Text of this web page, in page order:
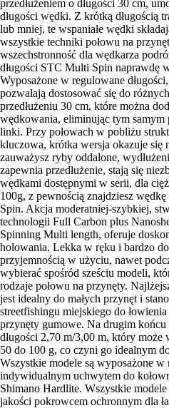
przedłużeniem o długości 30 cm,
długości wędki. Z krótką długością
lub mniej, te wspaniałe wędki
wszystkie techniki połowu na
wszechstronność dla wędkarza
długości STC Multi Spin naprawdę
Wyposażone w regulowane
pozwalają dostosować się do
przedłużeniu 30 cm, które można
wędkowania, eliminując tym samym
linki. Przy połowach w pobliżu
kluczowa, krótka wersja okazuje się
zauważysz ryby oddalone,
zapewnia przedłużenie, stają się
wędkami dostępnymi w serii, dla
100g, z pewnością znajdziesz
Spin. Akcja moderatniej-szybkiej,
technologii Full Carbon plus
Spinning Multi length, oferuje
holowania. Lekka w ręku i bardzo
przyjemnością w użyciu, nawet
wybierać spośród sześciu modeli,
rodzaje połowu na przynęty.
jest idealny do małych przynęt i
streetfishingu miejskiego do
przynęty gumowe. Na drugim
długości 2,70 m/3,00 m, który
50 do 100 g, co czyni go idealnym
Wszystkie modele są wyposażone w
indywidualnym uchwytem do
Shimano Hardlite. Wszystkie
jakości pokrowcem ochronnym dla